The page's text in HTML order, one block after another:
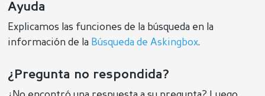
Ayuda
Explicamos las funciones de la búsqueda en la
información de la Búsqueda de Askingbox.
¿Pregunta no respondida?